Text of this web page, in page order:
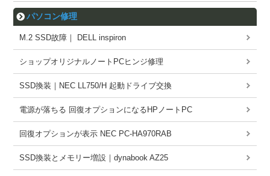
パソコン修理
M.2 SSD故障｜ DELL inspiron
ショップオリジナルノートPCヒンジ修理
SSD換装｜NEC LL750/H 起動ドライブ交換
電源が落ちる 回復オプションになるHPノートPC
回復オプションが表示 NEC PC-HA970RAB
SSD換装とメモリー増設｜dynabook AZ25